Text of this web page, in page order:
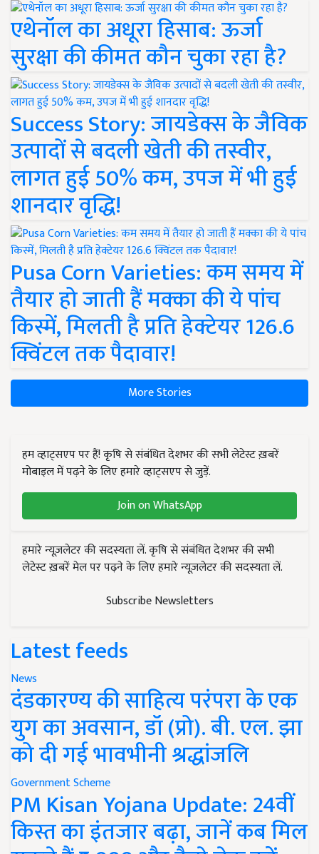
एथेनॉल का अधूरा हिसाब: ऊर्जा
सुरक्षा की कीमत कौन चुका रहा है?
Success Story: जायडेक्स के जैविक
उत्पादों से बदली खेती की तस्वीर,
लागत हुई 50% कम, उपज में भी हुई
शानदार वृद्धि!
Pusa Corn Varieties: कम समय में
तैयार हो जाती हैं मक्का की ये पांच
किस्में, मिलती है प्रति हेक्टेयर 126.6
क्विंटल तक पैदावार!
More Stories
हम व्हाट्सएप पर हैं! कृषि से संबंधित देशभर की सभी लेटेस्ट ख़बरें
मोबाइल में पढ़ने के लिए हमारे व्हाट्सएप से जुड़ें.
Join on WhatsApp
हमारे न्यूज़लेटर की सदस्यता लें. कृषि से संबंधित देशभर की सभी
लेटेस्ट ख़बरें मेल पर पढ़ने के लिए हमारे न्यूज़लेटर की सदस्यता लें.
Subscribe Newsletters
Latest feeds
News
दंडकारण्य की साहित्य परंपरा के एक
युग का अवसान, डॉ (प्रो). बी. एल. झा
को दी गई भावभीनी श्रद्धांजलि
Government Scheme
PM Kisan Yojana Update: 24वीं
किस्त का इंतजार बढ़ा, जानें कब मिल